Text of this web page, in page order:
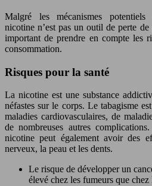
Malgré les mécanismes potentiels
nicotine n’est pas un outil de perte
important de prendre en compte les
consommation.
Risques pour la santé
La nicotine est une substance
néfastes sur le corps. Le tabagisme
maladies cardiovasculaires, de
de nombreuses autres
nicotine peut également avoir des
nerveux, la peau et les dents.
Le risque de développer un
élevé chez les fumeurs que